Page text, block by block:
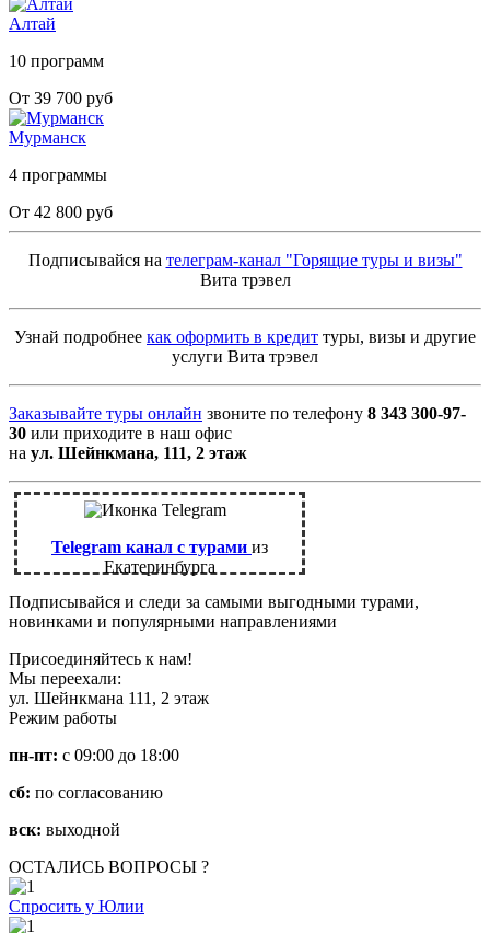
Алтай
10 программ
От 39 700 руб
Мурманск
4 программы
От 42 800 руб
Подписывайся на телеграм-канал "Горящие туры и визы"
Вита трэвел
Узнай подробнее как оформить в кредит туры, визы и другие
услуги Вита трэвел
Заказывайте туры онлайн звоните по телефону 8 343 300-97-
30 или приходите в наш офис
на ул. Шейнкмана, 111, 2 этаж
Telegram канал с турами из
Екатеринбурга
Подписывайся и следи за самыми выгодными турами,
новинками и популярными направлениями
Присоединяйтесь к нам!
Мы переехали:
ул. Шейнкмана 111, 2 этаж
Режим работы
пн-пт: с 09:00 до 18:00
сб: по согласованию
вск: выходной
ОСТАЛИСЬ ВОПРОСЫ ?
Спросить у Юлии